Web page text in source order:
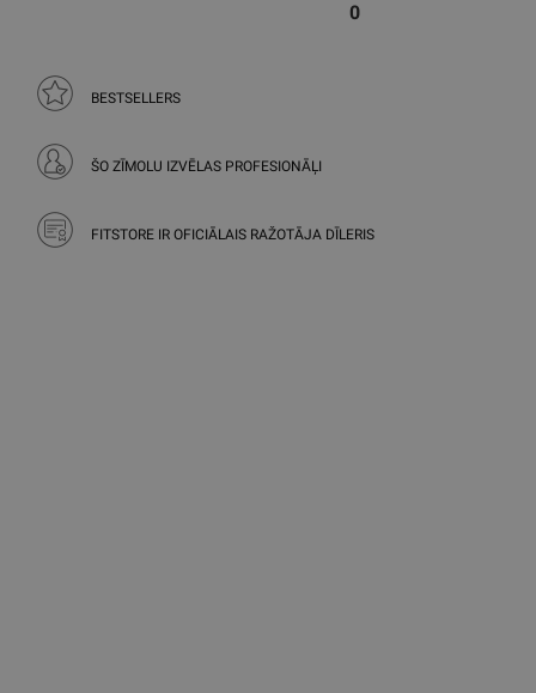
0
BESTSELLERS
ŠO ZĪMOLU IZVĒLAS PROFESIONĀĻI
FITSTORE IR OFICIĀLAIS RAŽOTĀJA DĪLERIS